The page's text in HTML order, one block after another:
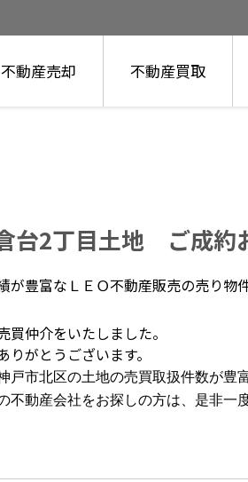
不動産売却 不動産買取
台2丁目土地 ご成約
仲介をいたしました。
がとうございます。
戸市北区の土地の売買取扱件数が豊
不動産会社をお探しの方は、是非一